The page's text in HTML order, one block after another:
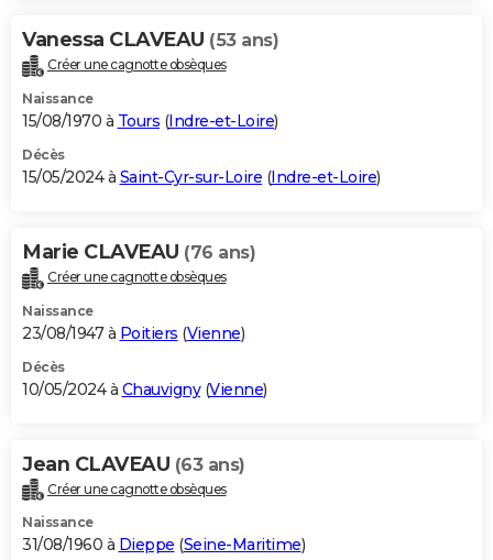
Vanessa CLAVEAU (53 ans)
Créer une cagnotte obsèques
Naissance
15/08/1970 à Tours (Indre-et-Loire)
Décès
15/05/2024 à Saint-Cyr-sur-Loire (Indre-et-Loire)
Marie CLAVEAU (76 ans)
Créer une cagnotte obsèques
Naissance
23/08/1947 à Poitiers (Vienne)
Décès
10/05/2024 à Chauvigny(Vienne)
Jean CLAVEAU (63 ans)
Créer une cagnotte obsèques
Naissance
31/08/1960 à Dieppe (Seine-Maritime)